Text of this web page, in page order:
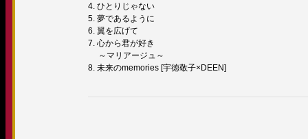
4. ひとりじゃない
5. 夢であるように
6. 翼を広げて
7. 心から君が好き
～マリアージュ～
8. 未来のmemories [宇徳敬子×DEEN]